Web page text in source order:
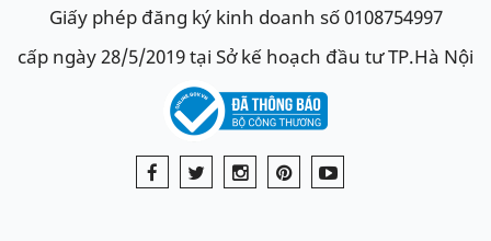
Giấy phép đăng ký kinh doanh số 0108754997
cấp ngày 28/5/2019 tại Sở kế hoạch đầu tư TP.Hà Nội